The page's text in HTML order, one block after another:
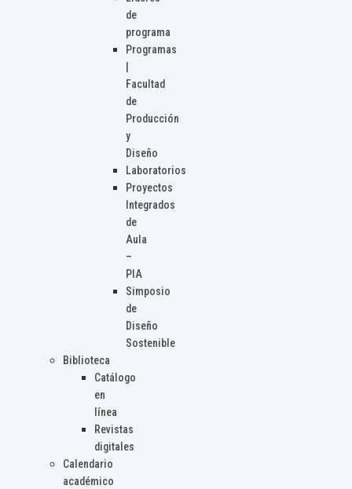
de
programa
Programas
Facultad
de
Producción
y
Diseño
Laboratorios
Proyectos
Integrados
de
Aula
–
PIA
Simposio
de
Diseño
Sostenible
Biblioteca
Catálogo
en
línea
Revistas
digitales
Calendario
académico